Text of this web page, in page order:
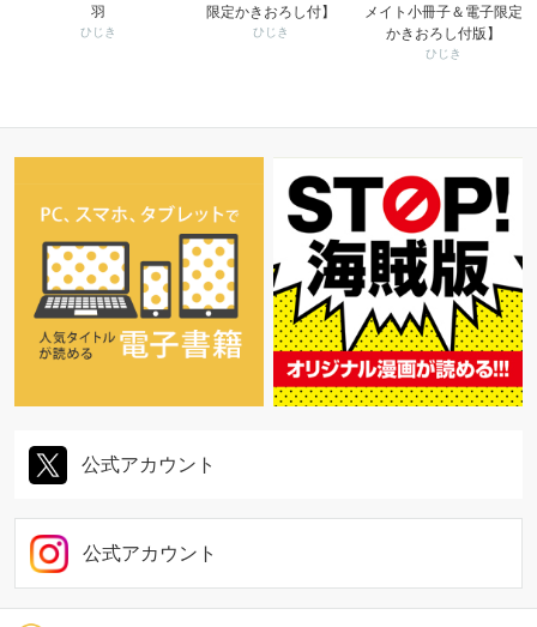
羽
ひじき
限定かきおろし付】
ひじき
メイト小冊子＆電子限定
かきおろし付版】
ひじき
公式アカウント
公式アカウント